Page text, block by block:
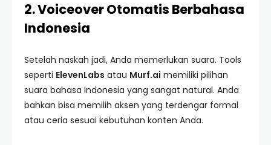
2. Voiceover Otomatis Berbahasa
Indonesia
Setelah naskah jadi, Anda memerlukan suara. Tools
seperti ElevenLabs atau Murf.ai memiliki pilihan
suara bahasa Indonesia yang sangat natural. Anda
bahkan bisa memilih aksen yang terdengar formal
atau ceria sesuai kebutuhan konten Anda.